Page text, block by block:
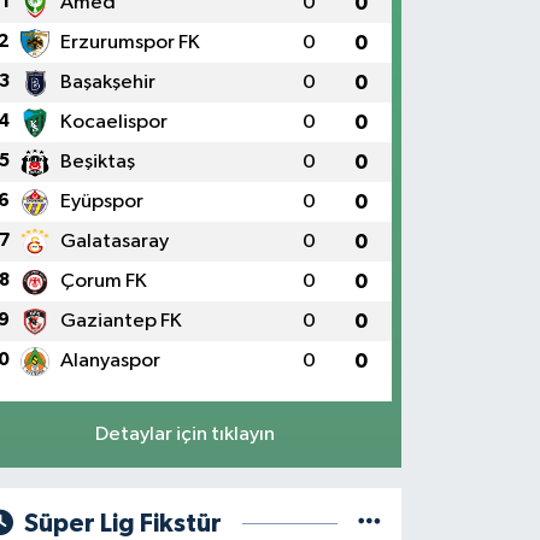
Erzurumspor FK 0 0
3 Başakşehir 0 0
Kocaelispor 0 0
5 Beşiktaş 0 0
Eyüpspor 0 0
7 Galatasaray 0 0
8 Çorum FK 0 0
Gaziantep FK 0 0
Alanyaspor 0 0
Detaylar için tıklayın
Süper Lig Fikstür